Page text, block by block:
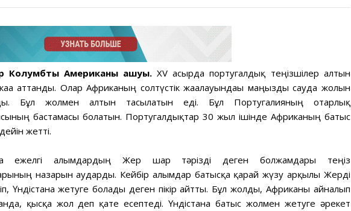
Колумбтың Американы ашуы. XV ғасырда португалдық теңізшілер алтын
аттанды. Олар Африканың солтүстік жағалауындағы маңызды сауда жолын
Бұл жолмен алтын тасылатын еді. Бұл Португалияның отарлық
бастамасы болатын. Португалдықтар 30 жыл ішінде Африканың батыс
жетті.
ежелгі ғалымдардың Жер шар тәрізді деген болжамдары теңіз
назарын аударды. Кейбір ғалымдар батысқа қарай жүзу арқылы Жерді
Үндістанға жетуге болады деген пікір айтты. Бұл жолды, Африканы айналып
қысқа жол деп қате есептеді. Үндістанға батыс жолмен жетуге әрекет